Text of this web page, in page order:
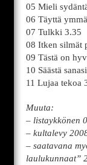
05 Mieli
06 Täyttä
07 Tulkki 3.35
08 Itken silmät
09 Tästä on
10 Säästä
11 Lujaa tekoa
Muuta:
– listaykkönen
– kultalevy
– saatavana
laulukunnaat”